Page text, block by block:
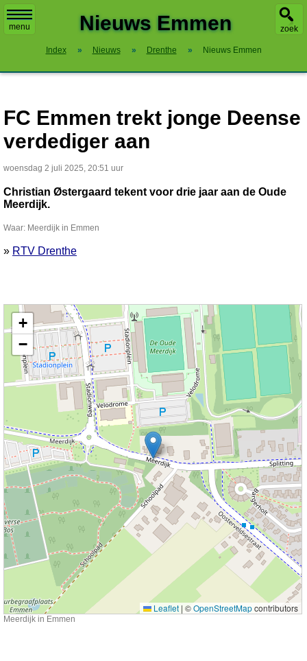
menu zoek
Nieuws Emmen
Index » Nieuws » Drenthe » Nieuws Emmen
FC Emmen trekt jonge Deense
verdediger aan
woensdag 2 juli 2025, 20:51 uur
Christian Østergaard tekent voor drie jaar aan de Oude
Meerdijk.
Waar: Meerdijk in Emmen
» RTV Drenthe
Kaart nieuws Emmen. Locatie nieuws: 52.77252 / 6.94543 Meerdijk
+
−
Leaflet | ©OpenStreetMapcontributors
Meerdijk in Emmen